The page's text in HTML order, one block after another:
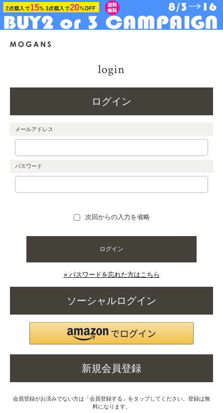
login
ログイン
メールアドレス
パスワード
次回からの入力を省略
ログイン
» パスワードを忘れた方はこちら
ソーシャルログイン
新規会員登録
会員登録がお済みでない方は「会員登録する」をタップしてください。登録は無
料になります。